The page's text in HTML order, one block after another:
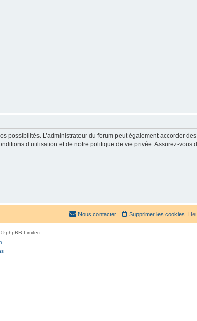
possibilités. L’administrateur du forum peut également accorder
d’utilisation et de notre politique de vie privée. Assurez-vous
Supprimer les cookies
Nous contacter
phpBB Limited